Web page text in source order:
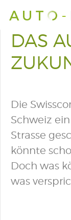
DAS
Die
Schweiz
Strasse
könnte
Doch was
was